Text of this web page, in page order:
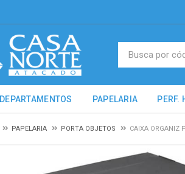
DEPARTAMENTOS PAPELARIA PERF.
PAPELARIA PORTA OBJETOS CAIXA ORGANIZ